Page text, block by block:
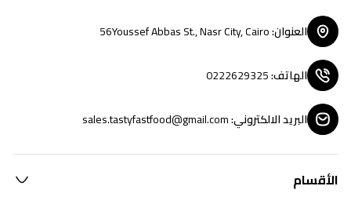
العنوان:
56Youssef Abbas St., Nasr City, Cairo
الهاتف:
0222629325
البريد الالكتروني:
sales.tastyfastfood@gmail.com
الأقسام